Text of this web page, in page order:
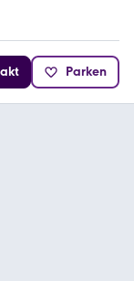
Parken